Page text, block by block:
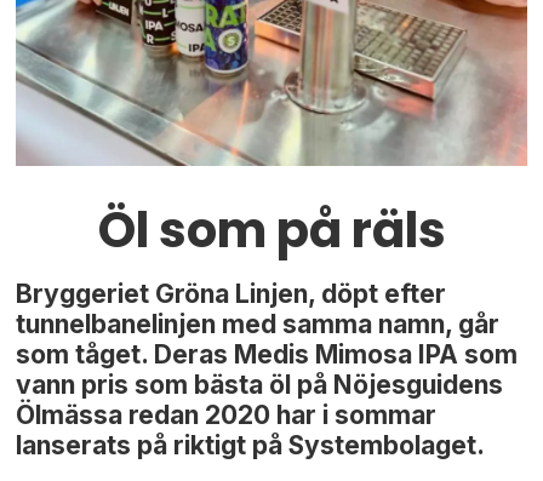
Öl som på räls
Bryggeriet Gröna Linjen, döpt efter
tunnelbanelinjen med samma namn, går
som tåget. Deras Medis Mimosa IPA som
vann pris som bästa öl på Nöjesguidens
Ölmässa redan 2020 har i sommar
lanserats på riktigt på Systembolaget.